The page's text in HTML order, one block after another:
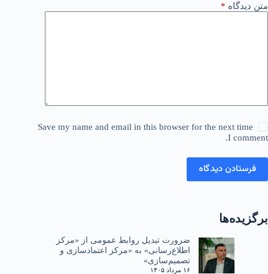
متن دیدگاه *
Save my name and email in this browser for the next time
I comment.
فرستادن دیدگاه
برگزیده‌ها
ضرورت تبدیل روابط عمومی از «مرکز
اطلاع‌رسانی» به «مرکز اعتمادسازی و
تصمیم‌سازی»
۱۶ مرداد ۱۴۰۵